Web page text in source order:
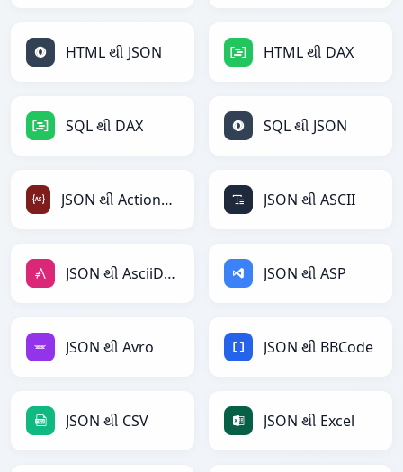
HTML થી JSON HTML થી DAX
SQL થી DAX SQL થી JSON
JSON થી ActionScript JSON થી ASCII
JSON થી AsciiDoc JSON થી ASP
JSON થી Avro JSON થી BBCode
JSON થી CSV JSON થી Excel